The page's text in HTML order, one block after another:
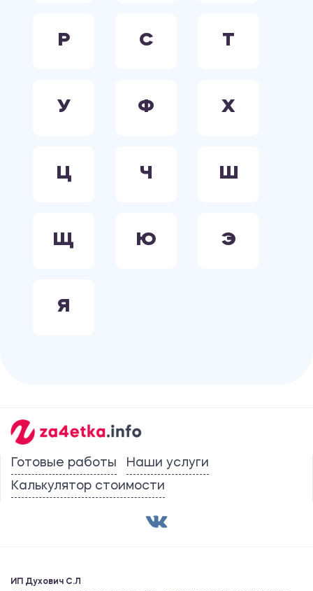
Р С Т
У Ф Х
Ц Ч Ш
Щ Ю Э
Я
Готовые работы
Наши услуги
Калькулятор стоимости
ИП Духович С.Л